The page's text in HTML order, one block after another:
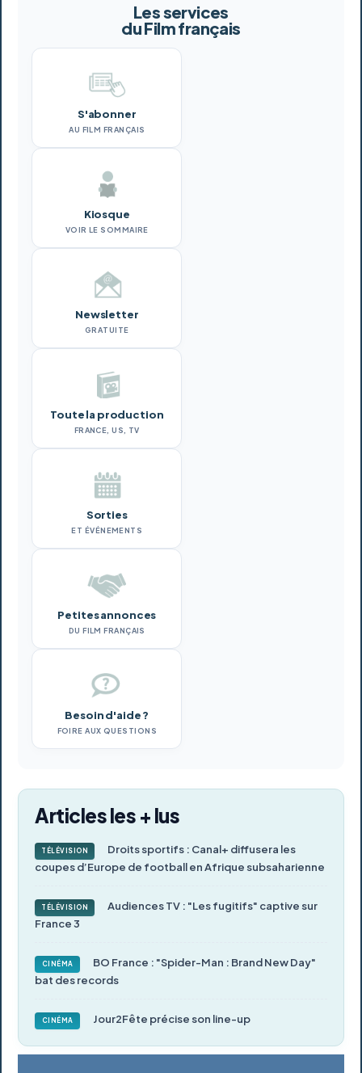
Les services
du Film français
S'abonner
AU FILM FRANÇAIS
Kiosque
VOIR LE SOMMAIRE
Newsletter
GRATUITE
Toute la production
FRANCE, US, TV
Sorties
ET ÉVÉNEMENTS
Petites annonces
DU FILM FRANÇAIS
Besoin d'aide ?
FOIRE AUX QUESTIONS
Articles les + lus
TÉLÉVISION
Droits sportifs : Canal+ diffusera les
coupes d’Europe de football en Afrique subsaharienne
TÉLÉVISION
Audiences TV : "Les fugitifs" captive sur
France 3
CINÉMA
BO France : "Spider-Man : Brand New Day"
bat des records
CINÉMA Jour2Fête précise son line-up